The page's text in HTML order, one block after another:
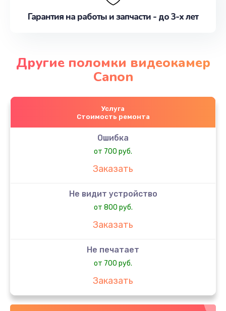
Гарантия на работы и запчасти - до 3-х лет
Другие поломки видеокамер
Canon
Услуга
Стоимость ремонта
Ошибка
от 700 руб.
Заказать
Не видит устройство
от 800 руб.
Заказать
Не печатает
от 700 руб.
Заказать
Скрипит, трещит